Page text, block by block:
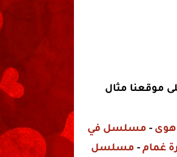
2022 كاملة يوميا على موقعنا مثال
هوى - مسلسل في
غمام- مسلسل